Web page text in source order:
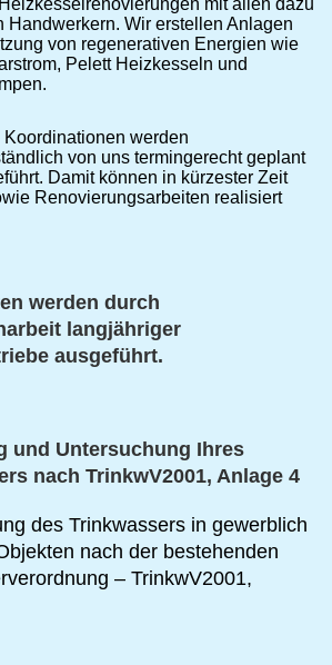
mit allen dazu
Handwerkern. Wir erstellen Anlagen
von regenerativen Energien wie
Pelett Heizkesseln und
Koordinationen werden
von uns termingerecht geplant
Damit können in kürzester Zeit
Renovierungsarbeiten realisiert
werden durch
langjähriger
ausgeführt.
und Untersuchung Ihres
nach TrinkwV2001, Anlage 4
des Trinkwassers in gewerblich
nach der bestehenden
– TrinkwV2001,